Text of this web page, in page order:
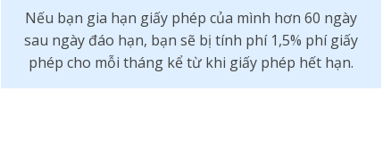
Nếu bạn gia hạn giấy phép của mình hơn 60 ngày
sau ngày đáo hạn, bạn sẽ bị tính phí 1,5% phí giấy
phép cho mỗi tháng kể từ khi giấy phép hết hạn.